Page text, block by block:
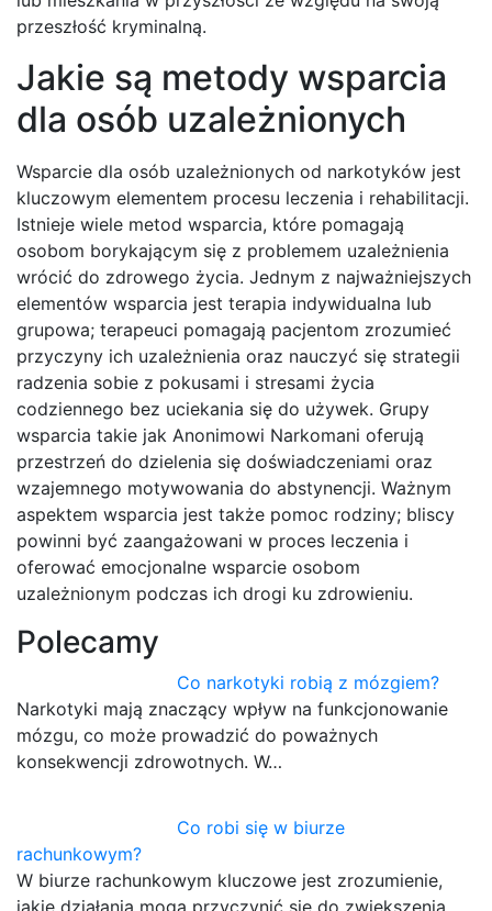
przeszłość kryminalną.
Jakie są metody wsparcia
dla osób uzależnionych
Wsparcie dla osób uzależnionych od narkotyków jest
kluczowym elementem procesu leczenia i rehabilitacji.
Istnieje wiele metod wsparcia, które pomagają
osobom borykającym się z problemem uzależnienia
wrócić do zdrowego życia. Jednym z najważniejszych
elementów wsparcia jest terapia indywidualna lub
grupowa; terapeuci pomagają pacjentom zrozumieć
przyczyny ich uzależnienia oraz nauczyć się strategii
radzenia sobie z pokusami i stresami życia
codziennego bez uciekania się do używek. Grupy
wsparcia takie jak Anonimowi Narkomani oferują
przestrzeń do dzielenia się doświadczeniami oraz
wzajemnego motywowania do abstynencji. Ważnym
aspektem wsparcia jest także pomoc rodziny; bliscy
powinni być zaangażowani w proces leczenia i
oferować emocjonalne wsparcie osobom
uzależnionym podczas ich drogi ku zdrowieniu.
Polecamy
Co narkotyki robią z mózgiem?
Narkotyki mają znaczący wpływ na funkcjonowanie
mózgu, co może prowadzić do poważnych
konsekwencji zdrowotnych. W…
Co robi się w biurze
rachunkowym?
W biurze rachunkowym kluczowe jest zrozumienie,